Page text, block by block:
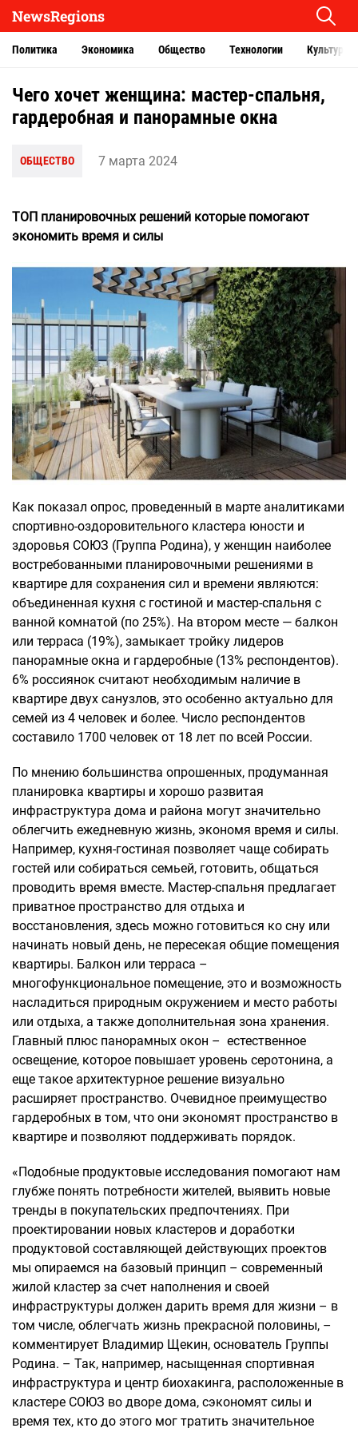
NewsRegions
Политика Экономика Общество Технологии Культура
Чего хочет женщина: мастер-спальня,
гардеробная и панорамные окна
ОБЩЕСТВО 7 марта 2024
ТОП планировочных решений которые помогают
экономить время и силы
Как показал опрос, проведенный в марте аналитиками
спортивно-оздоровительного кластера юности и
здоровья СОЮЗ (Группа Родина), у женщин наиболее
востребованными планировочными решениями в
квартире для сохранения сил и времени являются:
объединенная кухня с гостиной и мастер-спальня с
ванной комнатой (по 25%). На втором месте — балкон
или терраса (19%), замыкает тройку лидеров
панорамные окна и гардеробные (13% респондентов).
6% россиянок считают необходимым наличие в
квартире двух санузлов, это особенно актуально для
семей из 4 человек и более. Число респондентов
составило 1700 человек от 18 лет по всей России.
По мнению большинства опрошенных, продуманная
планировка квартиры и хорошо развитая
инфраструктура дома и района могут значительно
облегчить ежедневную жизнь, экономя время и силы.
Например, кухня-гостиная позволяет чаще собирать
гостей или собираться семьей, готовить, общаться
проводить время вместе. Мастер-спальня предлагает
приватное пространство для отдыха и
восстановления, здесь можно готовиться ко сну или
начинать новый день, не пересекая общие помещения
квартиры. Балкон или терраса –
многофункциональное помещение, это и возможность
насладиться природным окружением и место работы
или отдыха, а также дополнительная зона хранения.
Главный плюс панорамных окон – естественное
освещение, которое повышает уровень серотонина, а
еще такое архитектурное решение визуально
расширяет пространство. Очевидное преимущество
гардеробных в том, что они экономят пространство в
квартире и позволяют поддерживать порядок.
«Подобные продуктовые исследования помогают нам
глубже понять потребности жителей, выявить новые
тренды в покупательских предпочтениях. При
проектировании новых кластеров и доработки
продуктовой составляющей действующих проектов
мы опираемся на базовый принцип – современный
жилой кластер за счет наполнения и своей
инфраструктуры должен дарить время для жизни – в
том числе, облегчать жизнь прекрасной половины, –
комментирует Владимир Щекин, основатель Группы
Родина. – Так, например, насыщенная спортивная
инфраструктура и центр биохакинга, расположенные в
кластере СОЮЗ во дворе дома, сэкономят силы и
время тех, кто до этого мог тратить значительное